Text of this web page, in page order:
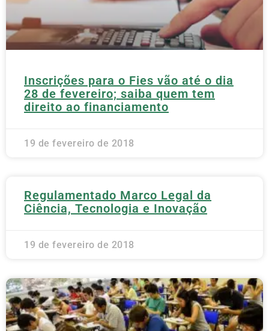
Inscrições para o Fies vão até o dia
28 de fevereiro; saiba quem tem
direito ao financiamento
19 de fevereiro de 2018
Regulamentado Marco Legal da
Ciência, Tecnologia e Inovação
19 de fevereiro de 2018